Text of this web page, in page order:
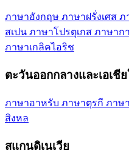
ภาษา​อังกฤษ ภาษา​ฝรั่งเศส ภ
สเปน ภาษา​โปรตุเกส ภาษา​ก
ภาษา​เกลิค​ไอริช
ตะวันออกกลางและเอเชี
ภาษา​อาหรับ ภาษา​ตุรกี ภาษ
สิงหล
สแกนดิเนเวีย